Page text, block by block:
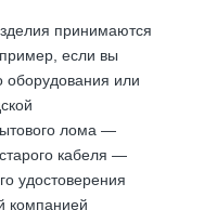
принимаются
если вы
оборудования или
лома —
кабеля —
удостоверения
компанией